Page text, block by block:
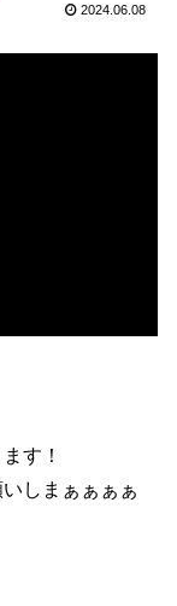
2024.06.08
す！
しまぁぁぁぁ